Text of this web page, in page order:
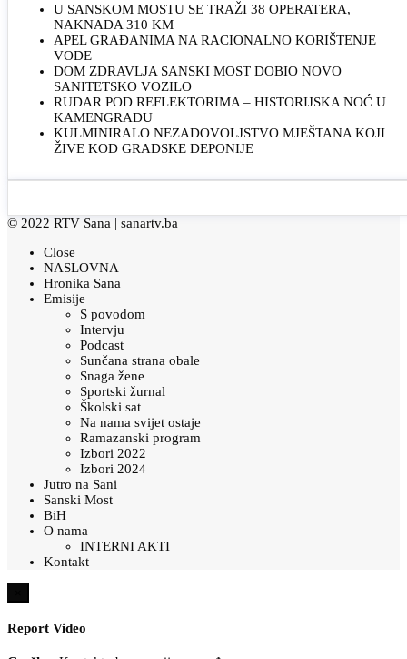
U SANSKOM MOSTU SE TRAŽI 38 OPERATERA,
NAKNADA 310 KM
APEL GRAĐANIMA NA RACIONALNO KORIŠTENJE
VODE
DOM ZDRAVLJA SANSKI MOST DOBIO NOVO
SANITETSKO VOZILO
RUDAR POD REFLEKTORIMA – HISTORIJSKA NOĆ U
KAMENGRADU
KULMINIRALO NEZADOVOLJSTVO MJEŠTANA KOJI
ŽIVE KOD GRADSKE DEPONIJE
© 2022 RTV Sana | sanartv.ba
Close
NASLOVNA
Hronika Sana
Emisije
S povodom
Intervju
Podcast
Sunčana strana obale
Snaga žene
Sportski žurnal
Školski sat
Na nama svijet ostaje
Ramazanski program
Izbori 2022
Izbori 2024
Jutro na Sani
Sanski Most
BiH
O nama
INTERNI AKTI
Kontakt
Report Video